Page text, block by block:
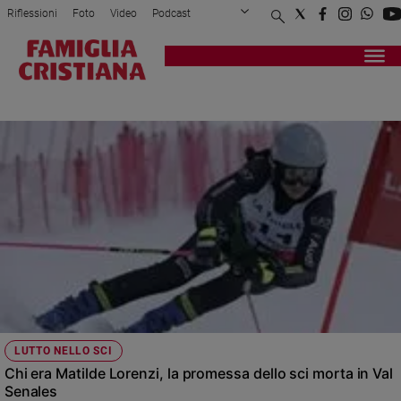
Attualità
giustizia
Papa
Papa
Riflessioni Foto Video Podcast
Privacy Policy Chi siamo
Registrati Redazione
LUTTO NELLO SCI
Chi era Matilde Lorenzi, la promessa dello sci morta in Val
Senales